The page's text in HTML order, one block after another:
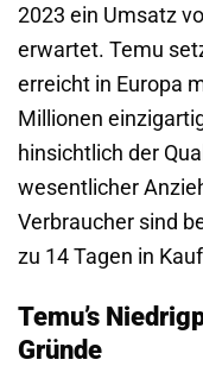
2023 ein Umsatz
erwartet. Temu
erreicht in Europa
Millionen
hinsichtlich der
wesentlicher
Verbraucher sind
zu 14 Tagen in
Temu’s
Gründe